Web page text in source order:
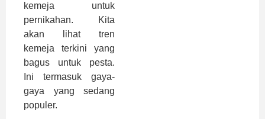
kemeja untuk
pernikahan. Kita
akan lihat tren
kemeja terkini yang
bagus untuk pesta.
Ini termasuk gaya-
gaya yang sedang
populer.